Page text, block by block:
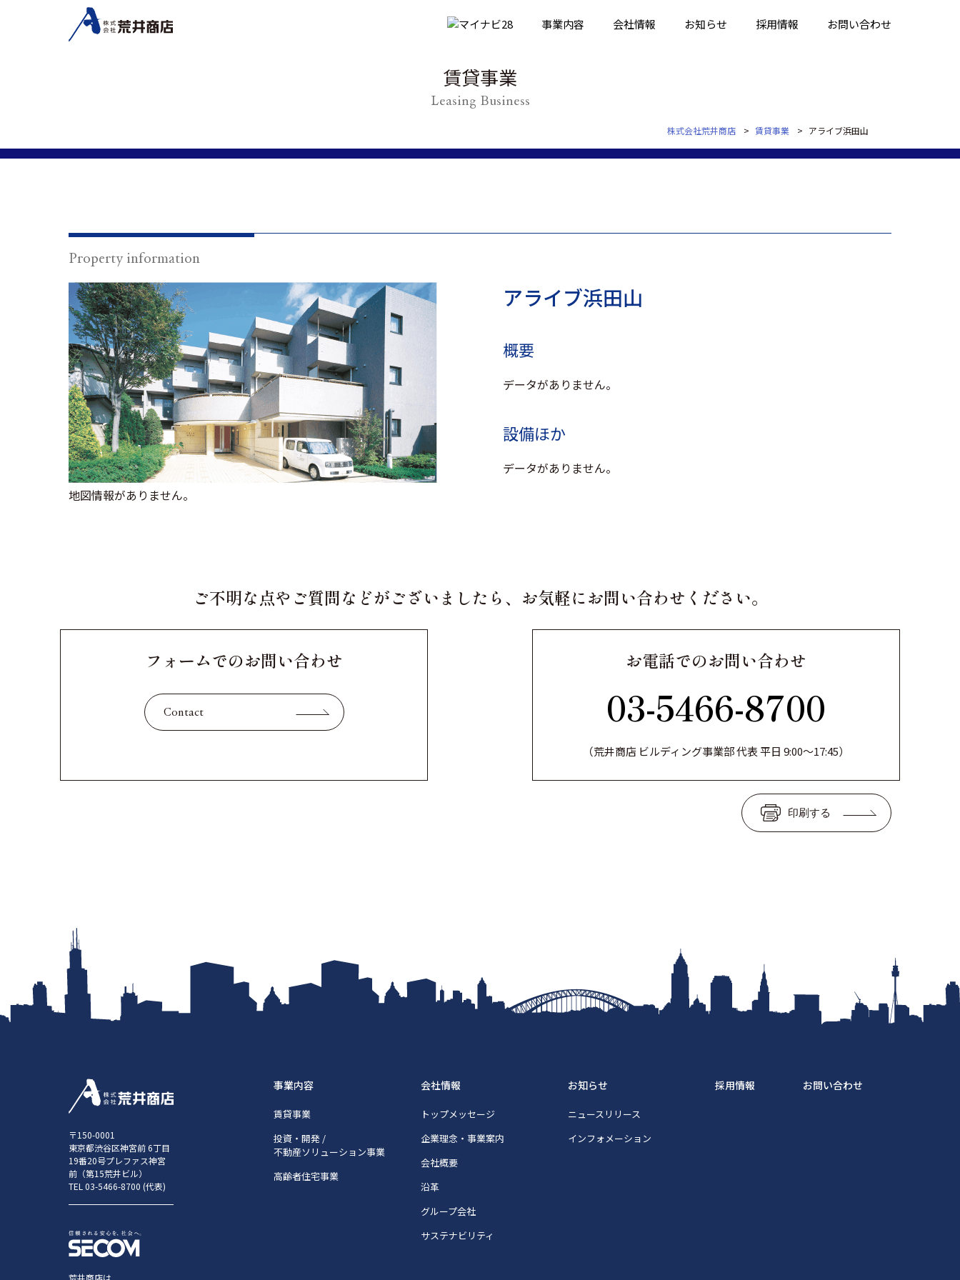
事業内容 会社情報 お知らせ 採用情報 お問い合わせ
賃貸事業
Leasing Business
株式会社荒井商店 賃貸事業 アライブ浜田山
Property information
Warning:
Trying
access
array
offset
on
in
/home/xsrv050367/arai-s.co.jp/public_html/wp-
content/themes/araishouten/include/single/arais_rental.php
地図情報がありません。
アライブ浜田山
概要
データがありません。
設備ほか
データがありません。
ご不明な点やご質問などがございましたら、お気軽にお問い合わせください。
フォームでのお問い合わせ
Contact
お電話でのお問い合わせ
03-5466-8700
（荒井商店 ビルディング事業部 代表 平日 9:00～17:45）
印刷する
事業内容
賃貸事業
投資・開発 /
不動産ソリューション事業
高齢者住宅事業
会社情報
トップメッセージ
企業理念・事業案内
会社概要
沿革
グループ会社
サステナビリティ
お知らせ
ニュースリリース
インフォメーション
採用情報 お問い合わせ
〒150-0001
東京都渋谷区神宮前 6丁目
19番20号プレファス神宮
前（第15荒井ビル）
TEL 03-5466-8700 (代表)
荒井商店は